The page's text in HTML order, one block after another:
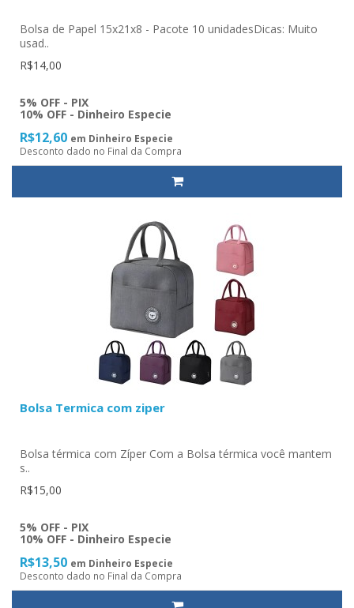
Bolsa de Papel 15x21x8 - Pacote 10 unidadesDicas: Muito
usad..
R$14,00
5% OFF - PIX
10% OFF - Dinheiro Especie
R$12,60 em Dinheiro Especie
Desconto dado no Final da Compra
Bolsa Termica com ziper
Bolsa térmica com Zíper Com a Bolsa térmica você mantem
s..
R$15,00
5% OFF - PIX
10% OFF - Dinheiro Especie
R$13,50 em Dinheiro Especie
Desconto dado no Final da Compra